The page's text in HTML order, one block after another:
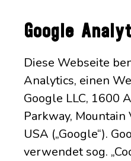
Google
Diese Webseite
Analytics, einen
Google LLC, 1600
Parkway,
USA („Google“).
verwendet sog.